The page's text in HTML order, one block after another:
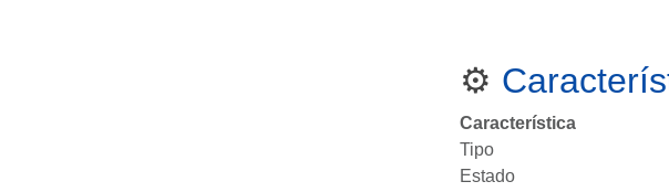
⚙️
Característica
Tipo
Estado